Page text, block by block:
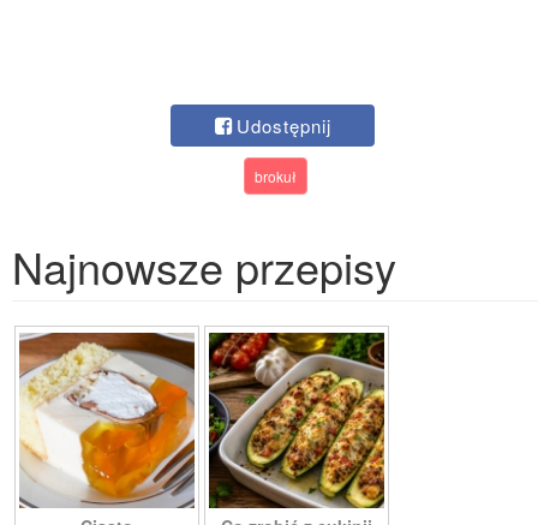
Udostępnij
brokuł
Najnowsze przepisy